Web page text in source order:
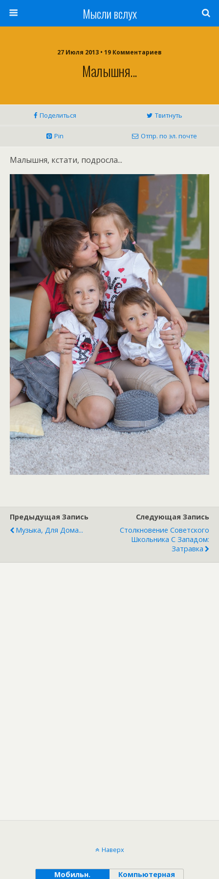
Мысли вслух
27 Июля 2013 • 19 Комментариев
Малышня...
Поделиться Твитнуть
Pin Отпр. по эл. почте
Малышня, кстати, подросла...
Предыдущая Запись
Музыка, Для Дома...
Следующая Запись
Столкновение Советского
Школьника С Западом:
Затравка
Наверх
Мобильн. Компьютерная